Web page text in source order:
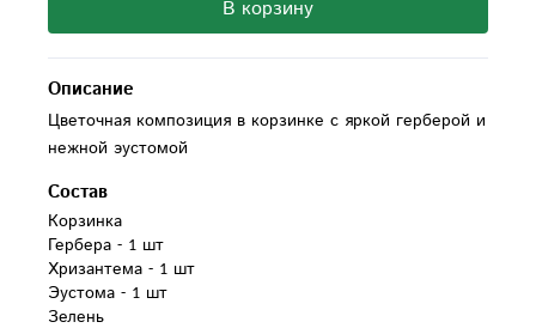
В корзину
Описание
Цветочная композиция в корзинке с яркой герберой и
нежной эустомой
Состав
Корзинка
Гербера - 1 шт
Хризантема - 1 шт
Эустома - 1 шт
Зелень